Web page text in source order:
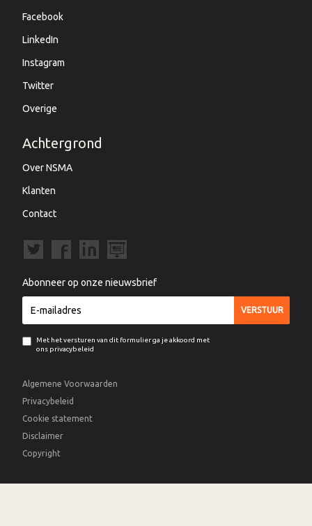
Facebook
LinkedIn
Instagram
Twitter
Overige
Achtergrond
Over NSMA
Klanten
Contact
Abonneer op onze nieuwsbrief
Met het versturen van dit formulier ga je akkoord met
ons privacybeleid
Algemene Voorwaarden
Privacybeleid
Cookie statement
Disclaimer
Copyright